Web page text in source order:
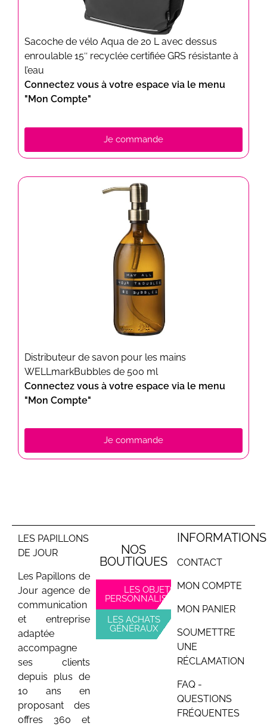
Sacoche de vélo Aqua de 20 L avec dessus
enroulable 15″ recyclée certifiée GRS résistante à
l’eau
Connectez vous à votre espace via le menu
"Mon Compte"
Je commande
Distributeur de savon pour les mains
WELLmarkBubbles de 500 ml
Connectez vous à votre espace via le menu
"Mon Compte"
Je commande
LES PAPILLONS
DE JOUR
Les Papillons de
Jour agence de
communication
et entreprise
adaptée
accompagne
ses clients
depuis plus de
10 ans en
proposant des
offres 360 et
NOS
BOUTIQUES
LES OBJETS
PERSONNALISABLES
LES ACHATS
GÉNÉRAUX
INFORMATIONS
CONTACT
MON COMPTE
MON PANIER
SOUMETTRE
UNE
RÉCLAMATION
FAQ -
QUESTIONS
FRÉQUENTES